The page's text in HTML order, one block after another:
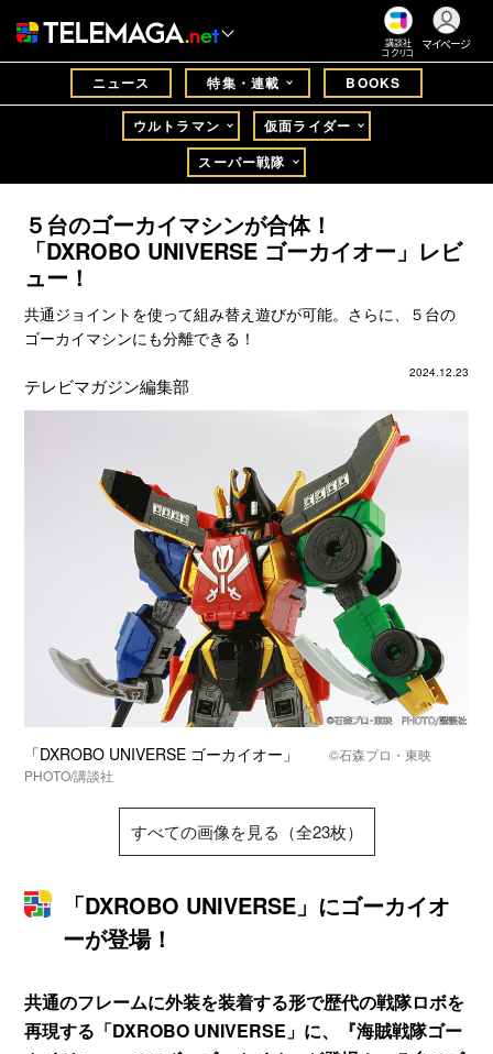
講談社
コクリコ
マイページ
ニュース 特集・連載 BOOKS
ウルトラマン
仮面ライダー
スーパー戦隊
５台のゴーカイマシンが合体！
「DXROBO UNIVERSE ゴーカイオー」レビ
ュー！
共通ジョイントを使って組み替え遊びが可能。さらに、５台の
ゴーカイマシンにも分離できる！
2024.12.23
テレビマガジン編集部
「DXROBO UNIVERSE ゴーカイオー」©石森プロ・東映
PHOTO/講談社
すべての画像を見る（全23枚）
「DXROBO UNIVERSE」にゴーカイオ
ーが登場！
共通のフレームに外装を装着する形で歴代の戦隊ロボを
再現する「DXROBO UNIVERSE」に、『海賊戦隊ゴー